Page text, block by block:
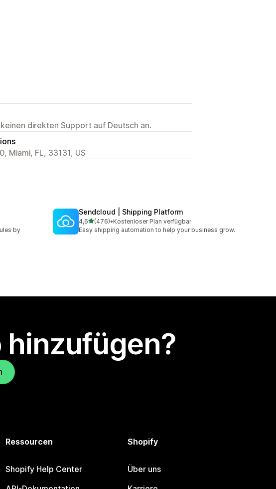
direkten Support auf Deutsch an.
Miami, FL, 33131, US
by
Sendcloud | Shipping Platform
4,6von 5 Sternen
(476)
476 Rezensionen insgesamt
•Kostenloser Plan verfügbar
Easy shipping automation to help your business grow.
Ressourcen
Shopify Help Center
Shopify
Über uns